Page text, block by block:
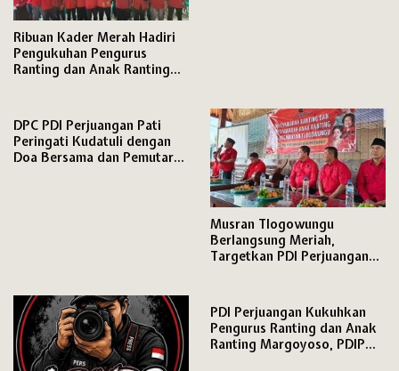
Ribuan Kader Merah Hadiri
Pengukuhan Pengurus
Ranting dan Anak Ranting
DPC PDI Perjuangan Pati
Peringati Kudatuli dengan
Doa Bersama dan Pemutaran
Musran Tlogowungu
Berlangsung Meriah,
Targetkan PDI Perjuangan
PDI Perjuangan Kukuhkan
Pengurus Ranting dan Anak
Ranting Margoyoso, PDIP